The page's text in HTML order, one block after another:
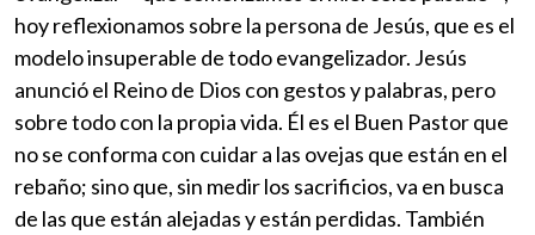
hoy reflexionamos sobre la persona de Jesús, que es el
modelo insuperable de todo evangelizador. Jesús
anunció el Reino de Dios con gestos y palabras, pero
sobre todo con la propia vida. Él es el Buen Pastor que
no se conforma con cuidar a las ovejas que están en el
rebaño; sino que, sin medir los sacrificios, va en busca
de las que están alejadas y están perdidas. También